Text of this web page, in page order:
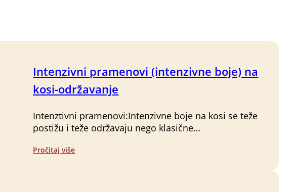
Intenzivni pramenovi (intenzivne boje) na
kosi-održavanje
Intenztivni pramenovi:Intenzivne boje na kosi se teže
postižu i teže održavaju nego klasične…
Pročitaj više